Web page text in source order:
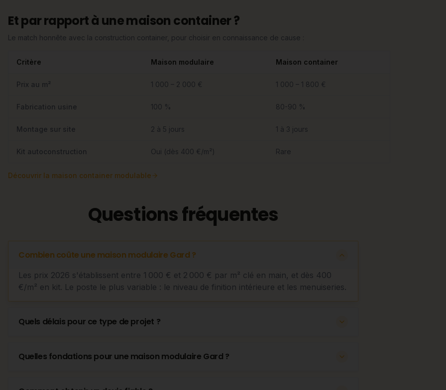
Et par rapport à une maison container ?
Le match honnête avec la construction container, pour choisir en connaissance de cause :
Critère Maison modulaire Maison container
Prix au m² 1 000 – 2 000 € 1 000 – 1 800 €
Fabrication usine 100 % 80-90 %
Montage sur site 2 à 5 jours 1 à 3 jours
Kit autoconstruction Oui (dès 400 €/m²) Rare
Découvrir la maison container modulable
Questions fréquentes
Combien coûte une maison modulaire Gard ?
Les prix 2026 s'établissent entre 1 000 € et 2 000 € par m² clé en main, et dès 400
€/m² en kit. Le poste le plus variable : le niveau de finition intérieure et les menuiseries.
Quels délais pour ce type de projet ?
Quelles fondations pour une maison modulaire Gard ?